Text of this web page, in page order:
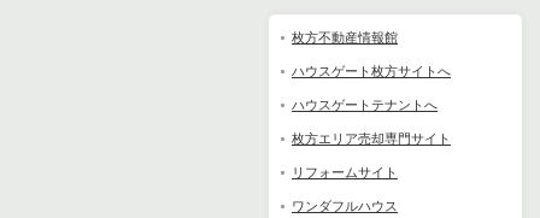
枚方不動産情報館
ハウスゲート枚方サイトへ
ハウスゲートテナントへ
枚方エリア売却専門サイト
リフォームサイト
ワンダフルハウス